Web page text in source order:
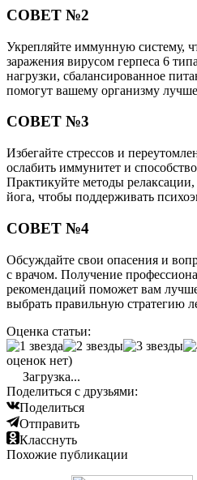
СОВЕТ №2
Укрепляйте иммунную систему,
заражения вирусом герпеса 6
нагрузки, сбалансированное
помогут вашему организму
СОВЕТ №3
Избегайте стрессов и
ослабить иммунитет и
Практикуйте методы
йога, чтобы поддерживать
СОВЕТ №4
Обсуждайте свои опасения и
с врачом. Получение
рекомендаций поможет вам
выбрать правильную стратегию
Оценка статьи:
оценок нет)
Загрузка...
Поделиться с друзьями:
Поделиться
Отправить
Класснуть
Похожие публикации